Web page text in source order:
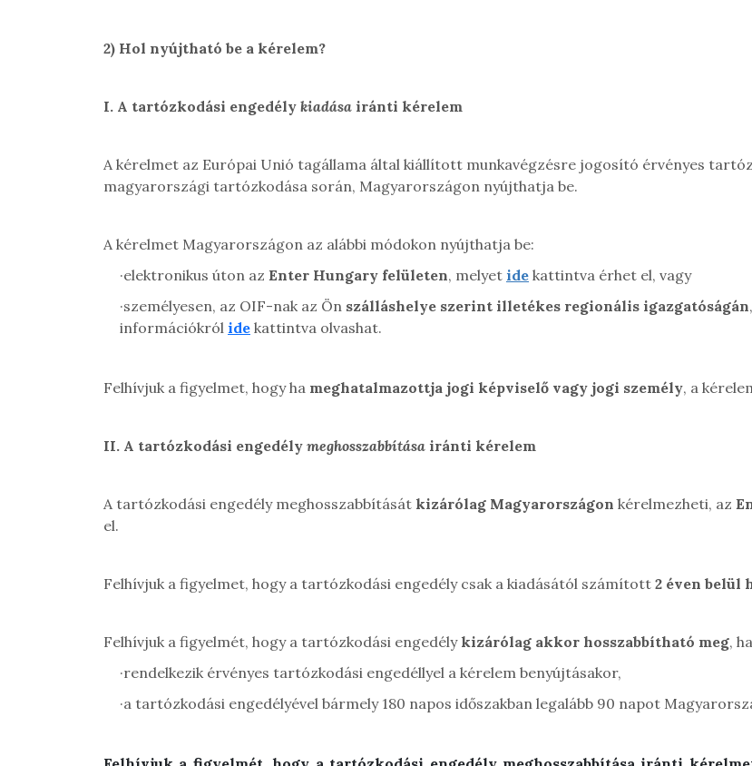
2) Hol nyújtható be a kérelem?
I. A tartózkodási engedély kiadása iránti kérelem
A kérelmet az Európai Unió tagállama által kiállított munkavégzésre jogosító érvényes
magyarországi tartózkodása során, Magyarországon nyújthatja be.
A kérelmet Magyarországon az alábbi módokon nyújthatja be:
·elektronikus úton az Enter Hungary felületen, melyet ide kattintva érhet el, vagy
·személyesen, az OIF-nak az Ön szálláshelye szerint illetékes regionális igazgatóságán
információkról ide kattintva olvashat.
Felhívjuk a figyelmet, hogy ha meghatalmazottja jogi képviselő vagy jogi személy, a
II. A tartózkodási engedély meghosszabbítása iránti kérelem
A tartózkodási engedély meghosszabbítását kizárólag Magyarországon kérelmezheti, az
el.
Felhívjuk a figyelmet, hogy a tartózkodási engedély csak a kiadásától számított 2 éven belül
Felhívjuk a figyelmét, hogy a tartózkodási engedély kizárólag akkor hosszabbítható meg,
·rendelkezik érvényes tartózkodási engedéllyel a kérelem benyújtásakor,
·a tartózkodási engedélyével bármely 180 napos időszakban legalább 90 napot